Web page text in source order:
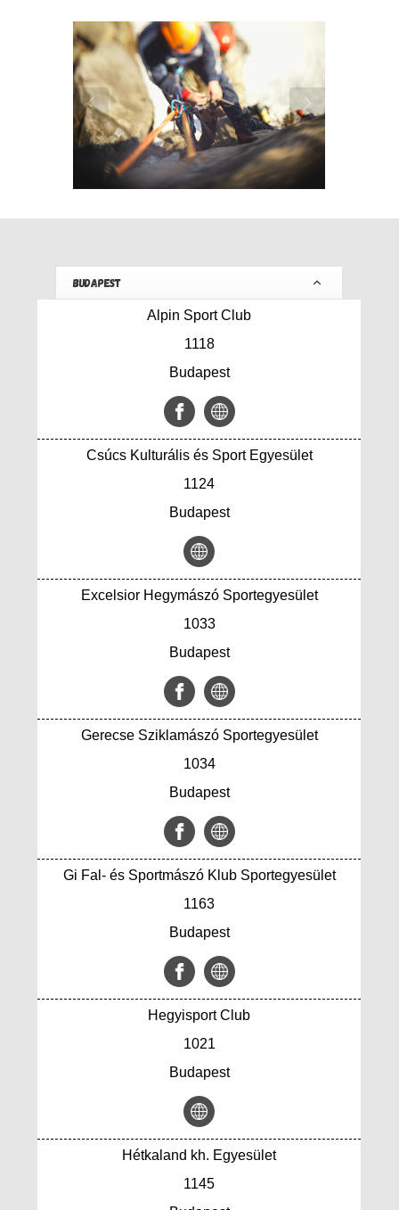
BUDAPEST
Alpin Sport Club
1118
Budapest
Csúcs Kulturális és Sport Egyesület
1124
Budapest
Excelsior Hegymászó Sportegyesület
1033
Budapest
Gerecse Sziklamászó Sportegyesület
1034
Budapest
Gi Fal- és Sportmászó Klub Sportegyesület
1163
Budapest
Hegyisport Club
1021
Budapest
Hétkaland kh. Egyesület
1145